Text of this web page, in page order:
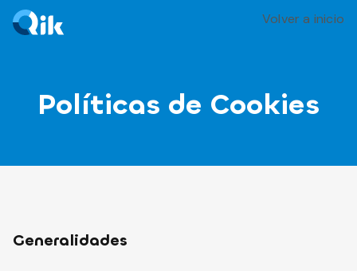
Volver a inicio
Políticas de Cookies
Generalidades